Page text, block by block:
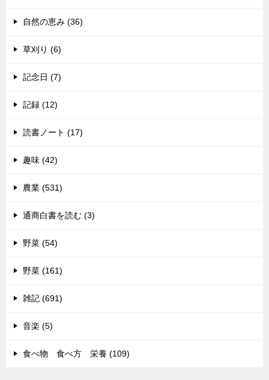
自然の恵み (36)
草刈り (6)
記念日 (7)
記録 (12)
読書ノート (17)
趣味 (42)
農業 (531)
通商白書を読む (3)
野菜 (54)
野菜 (161)
雑記 (691)
音楽 (5)
食べ物 食べ方 栄養 (109)